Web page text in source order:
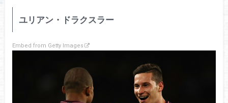
ユリアン・ドラクスラー
Embed from Getty Images